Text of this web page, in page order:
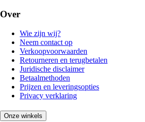
Over
Wie zijn wij?
Neem contact op
Verkoopvoorwaarden
Retourneren en terugbetalen
Juridische disclaimer
Betaalmethoden
Prijzen en leveringsopties
Privacy verklaring
Onze winkels